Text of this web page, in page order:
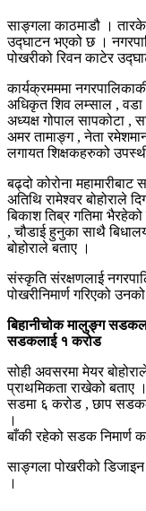
साङ्गला काठमाडौ ।
उद्घाटन भएको छ ।
पोखरीको रिवन काटेर
कार्यक्रमममा
अधिकृत शिव लम्साल , वडा
अध्यक्ष गोपाल सापकोटा ,
अमर तामाङ्ग , नेता
लगायत शिक्षकहरुको
बढ्दो कोरोना
अतिथि रामेश्वर बोहोराले
बिकाश तिब्र गतिमा
, चौडाई हुनुका साथै
बोहोराले बताए ।
संस्कृति संरक्षणलाई
पोखरीनिमार्ण गरिएको
बिहानीचोक मालुङ्ग
सडकलाई १ करोड
सोही अवसरमा मेयर
प्राथमिकता राखेको
सडमा ६ करोड , छाप
।
बाँकी रहेको सडक निमार्ण
साङ्गला पोखरीको
।